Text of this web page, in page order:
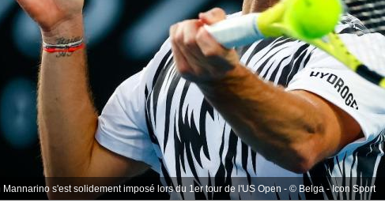
Mannarino s'est solidement imposé lors du 1er tour de l'US Open - © Belga - Icon Sport